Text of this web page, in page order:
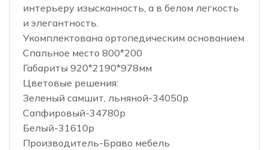
интерьеру изысканность, а в белом легкость
и элегантность.
Укомплектована ортопедическим основанием
Спальное место 800*200
Габариты 920*2190*978мм
Цветовые решения:
Зеленый самшит, льняной-34050р
Сапфировый-34780р
Белый-31610р
Производитель-Браво мебель